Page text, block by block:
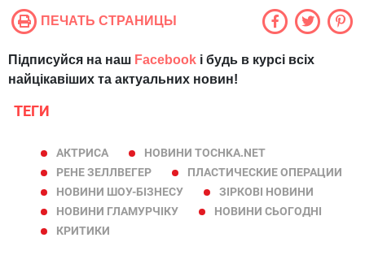
ПЕЧАТЬ СТРАНИЦЫ
Підписуйся на наш Facebook і будь в курсі всіх
найцікавіших та актуальних новин!
ТЕГИ
АКТРИСА
НОВИНИ TOCHKA.NET
РЕНЕ ЗЕЛЛВЕГЕР
ПЛАСТИЧЕСКИЕ ОПЕРАЦИИ
НОВИНИ ШОУ-БІЗНЕСУ
ЗІРКОВІ НОВИНИ
НОВИНИ ГЛАМУРЧІКУ
НОВИНИ СЬОГОДНІ
КРИТИКИ